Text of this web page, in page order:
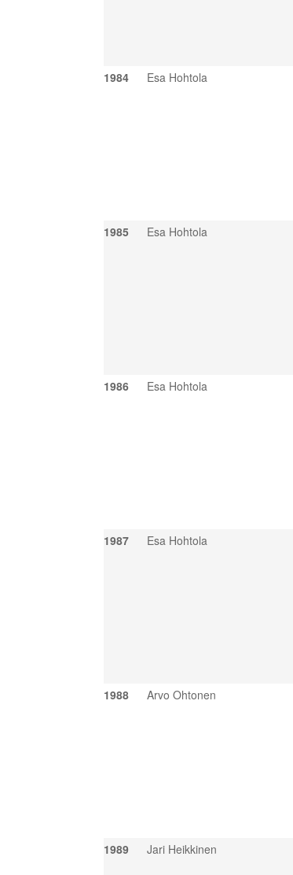
1984 Esa Hohtola
1985 Esa Hohtola
1986 Esa Hohtola
1987 Esa Hohtola
1988 Arvo Ohtonen
1989 Jari Heikkinen